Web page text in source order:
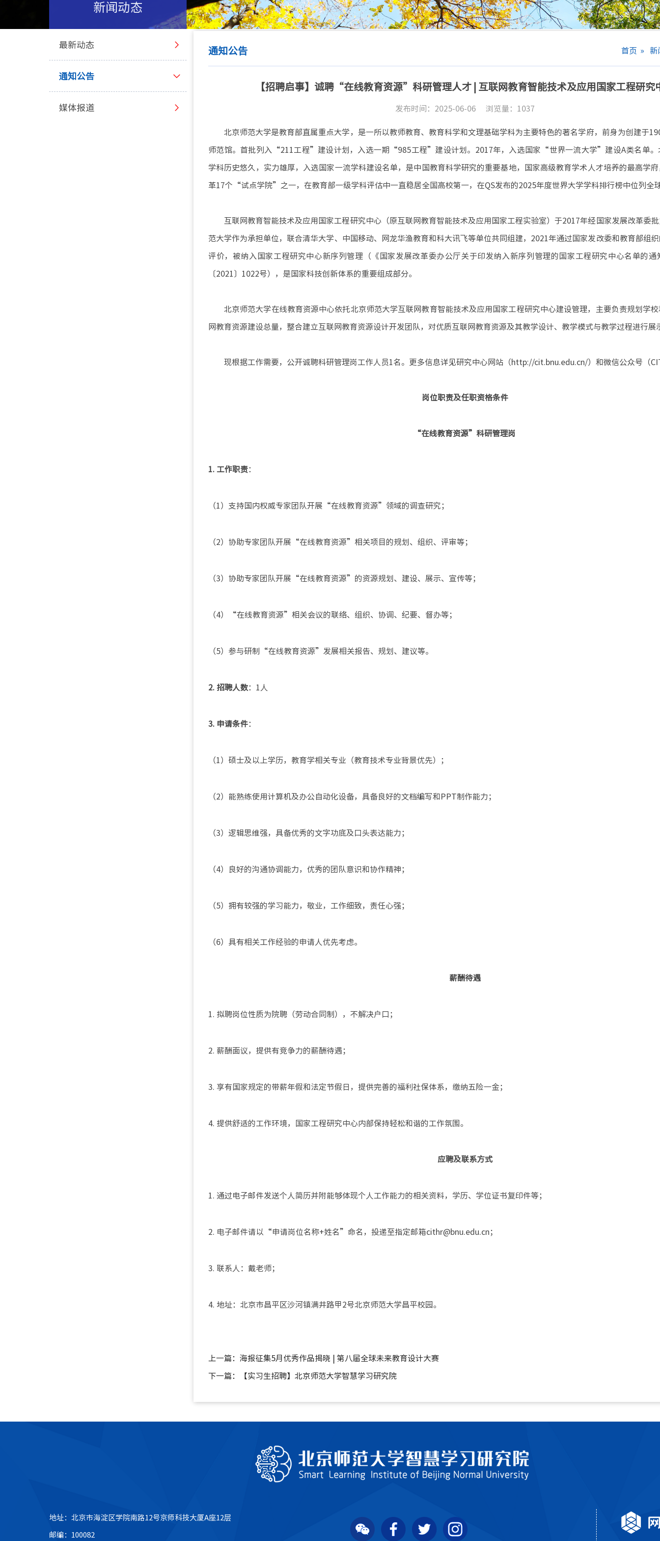
新闻动态
最新动态
通知公告
媒体报道
通知公告 首页 » 新
【招聘启事】诚聘“在线教育资源”科研管理人才 | 互联网教育智能技术及应用国家工程研究
发布时间：2025-06-06 浏览量： 1037
北京师范大学是教育部直属重点大学，是一所以教师教育、教育科学和文理基础学科为主要特色的著名学府，前身为创建于
师范馆。首批列入“211工程”建设计划，入选一期“985工程”建设计划。2017年，入选国家“世界一流大学”建设A类名单。
学科历史悠久，实力雄厚，入选国家一流学科建设名单，是中国教育科学研究的重要基地，国家高级教育学术人才培养的最高学
革17个“试点学院”之一，在教育部一级学科评估中一直稳居全国高校第一，在QS发布的2025年度世界大学学科排行榜中位列全
互联网教育智能技术及应用国家工程研究中心（原互联网教育智能技术及应用国家工程实验室）于2017年经国家发展改革委
范大学作为承担单位，联合清华大学、中国移动、网龙华渔教育和科大讯飞等单位共同组建，2021年通过国家发改委和教育部组
评价，被纳入国家工程研究中心新序列管理（《国家发展改革委办公厅关于印发纳入新序列管理的国家工程研究中心名单的通
〔2021〕1022号），是国家科技创新体系的重要组成部分。
北京师范大学在线教育资源中心依托北京师范大学互联网教育智能技术及应用国家工程研究中心建设管理，主要负责规划学
网教育资源建设总量，整合建立互联网教育资源设计开发团队，对优质互联网教育资源及其教学设计、教学模式与教学过程进行展
现根据工作需要，公开诚聘科研管理岗工作人员1名。更多信息详见研究中心网站（http://cit.bnu.edu.cn/）和微信公众号（
岗位职责及任职资格条件
“在线教育资源”科研管理岗
1. 工作职责：
（1）支持国内权威专家团队开展“在线教育资源”领域的调查研究；
（2）协助专家团队开展“在线教育资源”相关项目的规划、组织、评审等；
（3）协助专家团队开展“在线教育资源”的资源规划、建设、展示、宣传等；
（4）“在线教育资源”相关会议的联络、组织、协调、纪要、督办等；
（5）参与研制“在线教育资源”发展相关报告、规划、建议等。
2. 招聘人数：1人
3. 申请条件：
（1）硕士及以上学历，教育学相关专业（教育技术专业背景优先）；
（2）能熟练使用计算机及办公自动化设备，具备良好的文档编写和PPT制作能力；
（3）逻辑思维强，具备优秀的文字功底及口头表达能力；
（4）良好的沟通协调能力，优秀的团队意识和协作精神；
（5）拥有较强的学习能力，敬业，工作细致，责任心强；
（6）具有相关工作经验的申请人优先考虑。
薪酬待遇
1. 拟聘岗位性质为院聘（劳动合同制），不解决户口；
2. 薪酬面议，提供有竞争力的薪酬待遇；
3. 享有国家规定的带薪年假和法定节假日，提供完善的福利社保体系，缴纳五险一金；
4. 提供舒适的工作环境，国家工程研究中心内部保持轻松和谐的工作氛围。
应聘及联系方式
1. 通过电子邮件发送个人简历并附能够体现个人工作能力的相关资料，学历、学位证书复印件等；
2. 电子邮件请以“申请岗位名称+姓名”命名，投递至指定邮箱cithr@bnu.edu.cn；
3. 联系人：戴老师；
4. 地址：北京市昌平区沙河镇满井路甲2号北京师范大学昌平校园。
上一篇： 海报征集5月优秀作品揭晓 | 第八届全球未来教育设计大赛
下一篇： 【实习生招聘】北京师范大学智慧学习研究院
地址：北京市海淀区学院南路12号京师科技大厦A座12层
邮编：100082